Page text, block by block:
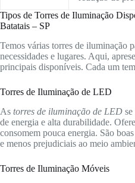
Tipos de Torres de Iluminação
Batatais – SP
Temos várias torres de iluminação
necessidades e lugares. Aqui,
principais disponíveis. Cada um
Torres de Iluminação de LED
As torres de iluminação de LED
de energia e alta durabilidade.
consomem pouca energia. São
e menos prejudiciais ao meio
Torres de Iluminação Móveis